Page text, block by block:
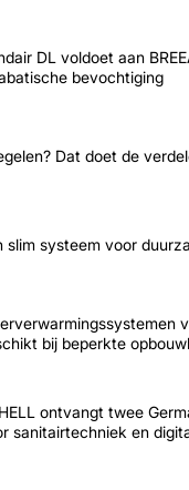
DL voldoet aan
bevochtiging
Dat doet de
slim systeem voor
bij beperkte
ontvangt twee
sanitairtechniek en